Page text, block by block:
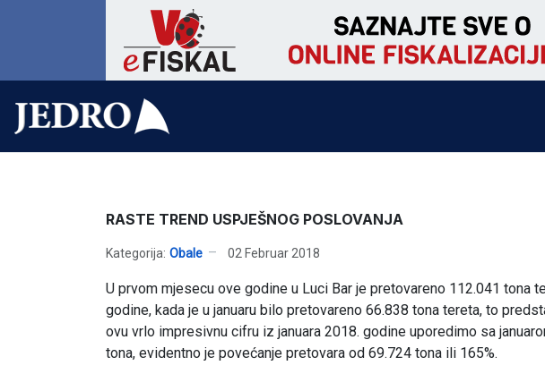
RASTE TREND USPJEŠNOG POSLOVANJA
Kategorija: Obale 02 Februar 2018
U prvom mjesecu ove godine u Luci Bar je pretovareno 112.041 tona
godine, kada je u januaru bilo pretovareno 66.838 tona tereta, to
ovu vrlo impresivnu cifru iz januara 2018. godine uporedimo sa
tona, evidentno je povećanje pretovara od 69.724 tona ili 165%.